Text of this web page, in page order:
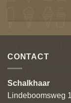
CONTACT
Schalkhaar
Lindeboomsweg